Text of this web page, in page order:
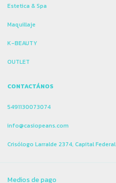
Estetica & Spa
Maquillaje
K-BEAUTY
OUTLET
CONTACTÁNOS
5491130073074
info@casiopeans.com
Crisólogo Larralde 2374, Capital Federal
Medios de pago